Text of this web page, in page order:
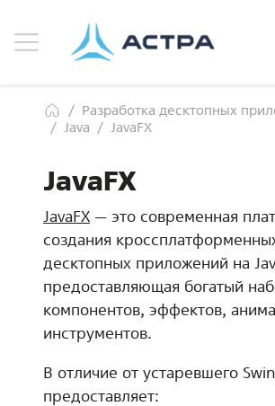
Разработка десктопных
Java
JavaFX
JavaFX
JavaFX — это современная
создания
десктопных приложений на
предоставляющая богатый
компонентов, эффектов,
инструментов.
В отличие от устаревшего
предоставляет: